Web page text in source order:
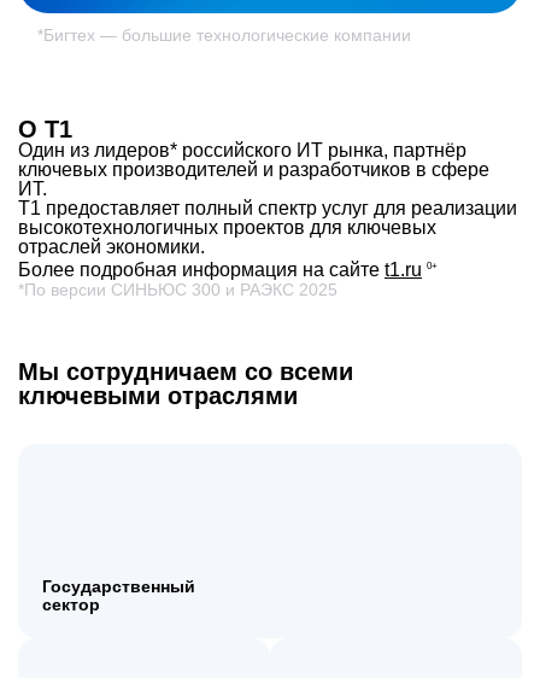
*Бигтех — большие технологические компании
О T1
Один из лидеров* российского ИТ рынка, партнёр
ключевых производителей и разработчиков в сфере
ИТ.
Т1 предоставляет полный спектр услуг для реализации
высокотехнологичных проектов для ключевых
отраслей экономики.
Более подробная информация на сайте t1.ru 0+
*По версии СИНЬЮС 300 и РАЭКС 2025
Мы сотрудничаем со всеми
ключевыми отраслями
Государственный
сектор